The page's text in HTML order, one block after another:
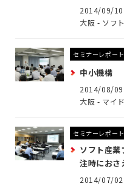
2014/09/10
大阪 - ソフ
セミナーレポート
中小機構
2014/08/09
大阪 - マイ
セミナーレポート
ソフト産
注時におさ
2014/07/02